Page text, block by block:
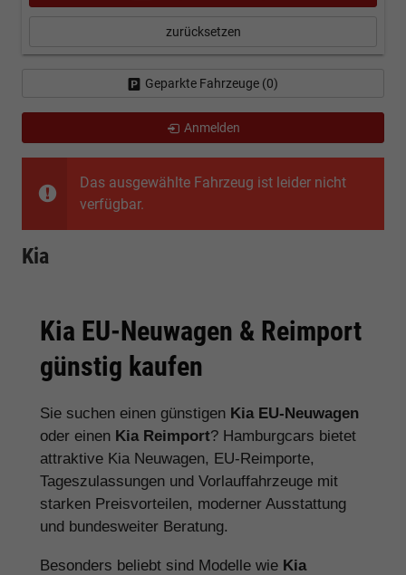
Das ausgewählte Fahrzeug ist leider nicht
verfügbar.
Kia
Kia EU-Neuwagen & Reimport
günstig kaufen
Sie suchen einen günstigen Kia EU-Neuwagen
oder einen Kia Reimport? Hamburgcars bietet
attraktive Kia Neuwagen, EU-Reimporte,
Tageszulassungen und Vorlauffahrzeuge mit
starken Preisvorteilen, moderner Ausstattung
und bundesweiter Beratung.
Besonders beliebt sind Modelle wie Kia
zurücksetzen
Geparkte Fahrzeuge (0)
Anmelden